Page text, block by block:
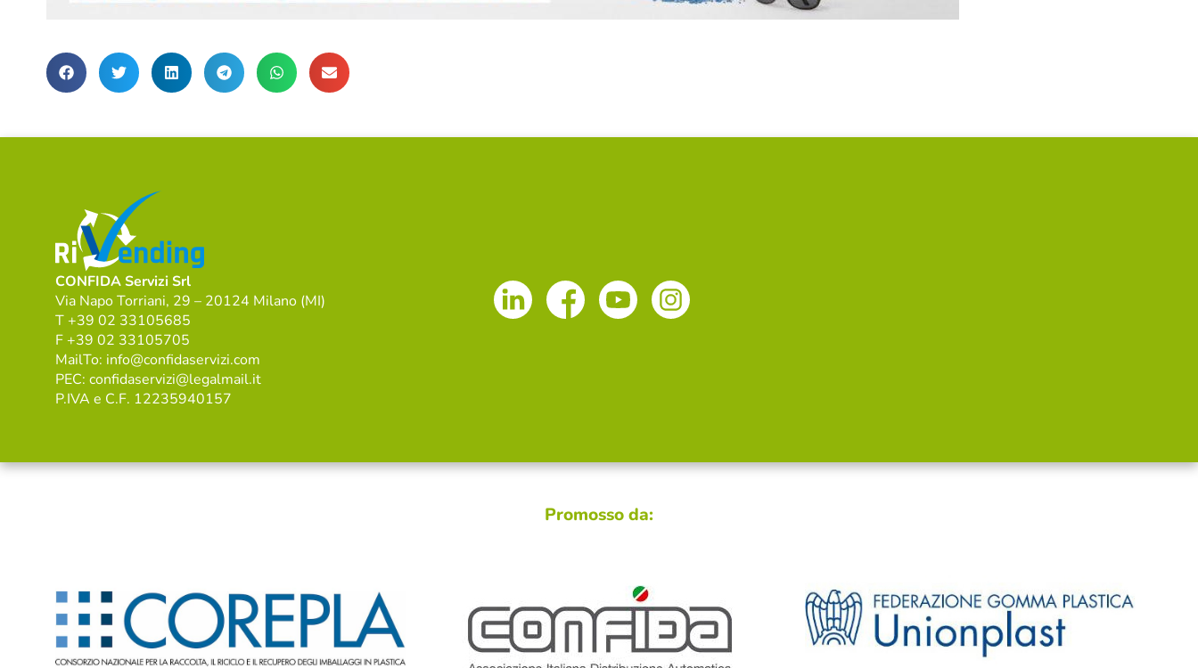
CONFIDA Servizi Srl
Via Napo Torriani, 29 – 20124 Milano (MI)
T +39 02 33105685
F +39 02 33105705
MailTo: info@confidaservizi.com
PEC: confidaservizi@legalmail.it
P.IVA e C.F. 12235940157
Promosso da: